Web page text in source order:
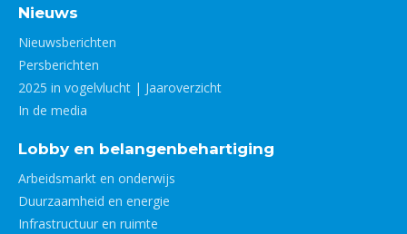
Nieuws
Nieuwsberichten
Persberichten
2025 in vogelvlucht | Jaaroverzicht
In de media
Lobby en belangenbehartiging
Arbeidsmarkt en onderwijs
Duurzaamheid en energie
Infrastructuur en ruimte